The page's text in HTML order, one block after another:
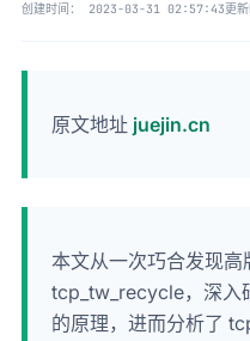
创建时间： 2023-03-31 02:57:43更
原文地址 juejin.cn
本文从一次巧合发现
tcp_tw_recycle，深入
的原理，进而分析了